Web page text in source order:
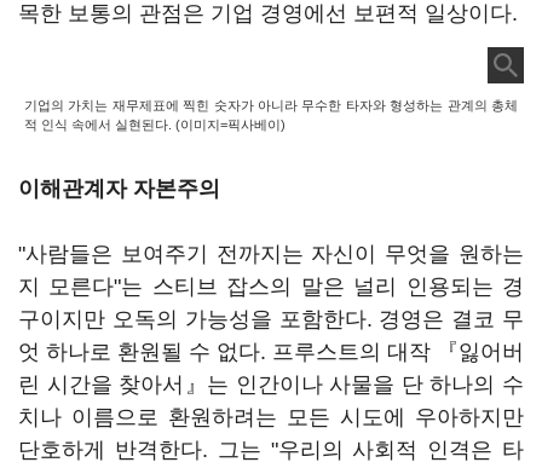
목한 보통의 관점은 기업 경영에선 보편적 일상이다.
기업의 가치는 재무제표에 찍힌 숫자가 아니라 무수한 타자와 형성하는 관계의 총체
적 인식 속에서 실현된다. (이미지=픽사베이)
이해관계자 자본주의
"사람들은 보여주기 전까지는 자신이 무엇을 원하는
지 모른다"는 스티브 잡스의 말은 널리 인용되는 경
구이지만 오독의 가능성을 포함한다. 경영은 결코 무
엇 하나로 환원될 수 없다. 프루스트의 대작 『잃어버
린 시간을 찾아서』는 인간이나 사물을 단 하나의 수
치나 이름으로 환원하려는 모든 시도에 우아하지만
단호하게 반격한다. 그는 "우리의 사회적 인격은 타